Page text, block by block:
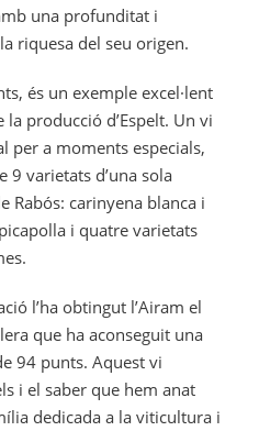
una profunditat i
riquesa del seu origen.
és un exemple excel·lent
producció d’Espelt. Un vi
per a moments especials,
9 varietats d’una sola
Rabós: carinyena blanca i
i quatre varietats
l’ha obtingut l’Airam el
que ha aconseguit una
94 punts. Aquest vi
i el saber que hem anat
dedicada a la viticultura i